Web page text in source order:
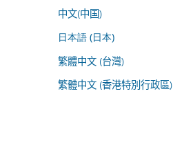
中文(中国)
日本語 (日本)
繁體中文 (台灣)
繁體中文 (香港特別行政區)